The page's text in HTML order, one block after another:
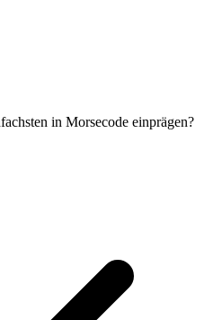
in Morsecode einprägen?